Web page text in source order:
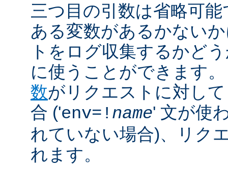
三つ目の引数は省略可
ある変数があるかない
トをログ収集するかど
に使うことができます
数がリクエストに対し
合 ('env=! name' 文が使
れていない場合)、リク
れます。